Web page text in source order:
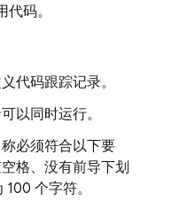
码。
代码跟踪记录。
以同时运行。
必须符合以下要
格、没有前导下划
个字符。